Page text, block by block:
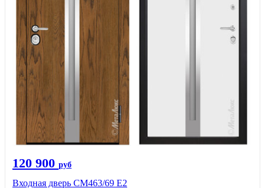
120 900 руб
Входная дверь СМ463/69 Е2